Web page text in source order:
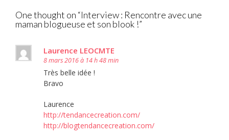
One thought on “Interview : Rencontre avec une
maman blogueuse et son blook !”
Laurence LEOCMTE
8 mars 2016 à 14 h 48 min
Très belle idée !
Bravo
Laurence
http://tendancecreation.com/
http://blogtendancecreation.com/